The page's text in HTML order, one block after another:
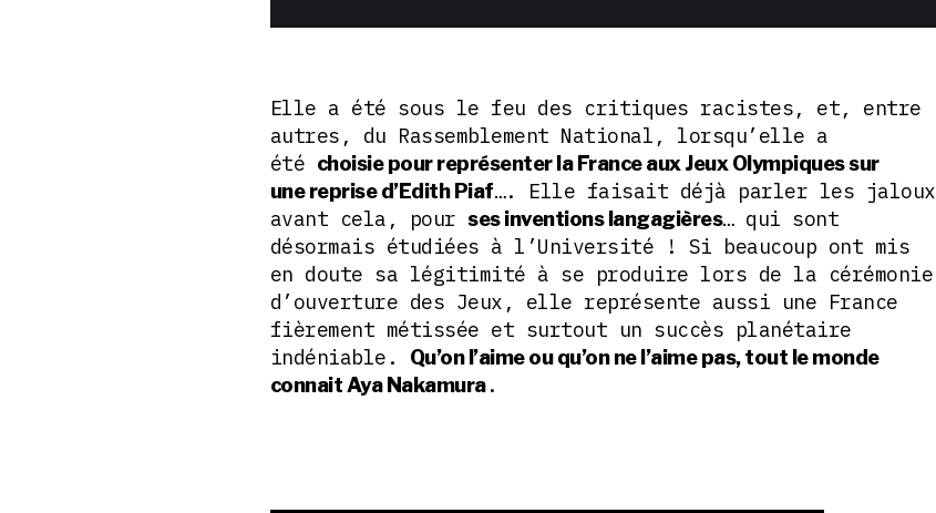
Elle a été sous le feu des critiques racistes, et, entre
autres, du Rassemblement National, lorsqu’elle a
été choisie pour représenter la France aux Jeux Olympiques sur
une reprise d’Edith Piaf…. Elle faisait déjà parler les jaloux
avant cela, pourses inventions langagières… qui sont
désormais étudiées à l’Université ! Si beaucoup ont mis
en doute sa légitimité à se produire lors de la cérémonie
d’ouverture des Jeux, elle représente aussi une France
fièrement métissée et surtout un succès planétaire
indéniable.
Qu’on l’aime ou qu’on ne l’aime pas, tout le monde
connait Aya Nakamura.